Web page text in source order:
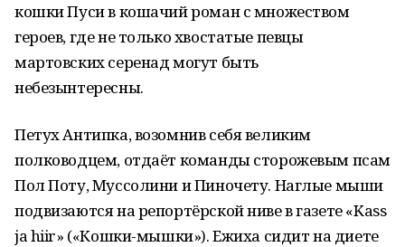
кошки Пуси в кошачий роман с множеством
героев, где не только хвостатые певцы
мартовских серенад могут быть
небезынтересны.
Петух Антипка, возомнив себя великим
полководцем, отдаёт команды сторожевым псам
Пол Поту, Муссолини и Пиночету. Наглые мыши
подвизаются на репортёрской ниве в газете «Kass
ja hiir» («Кошки-мышки»). Ежиха сидит на диете